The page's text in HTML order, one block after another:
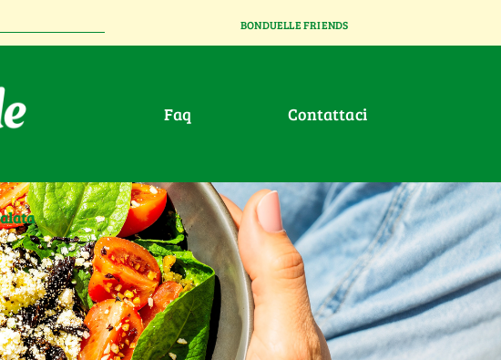
BONDUELLE FRIENDS
faq contattaci